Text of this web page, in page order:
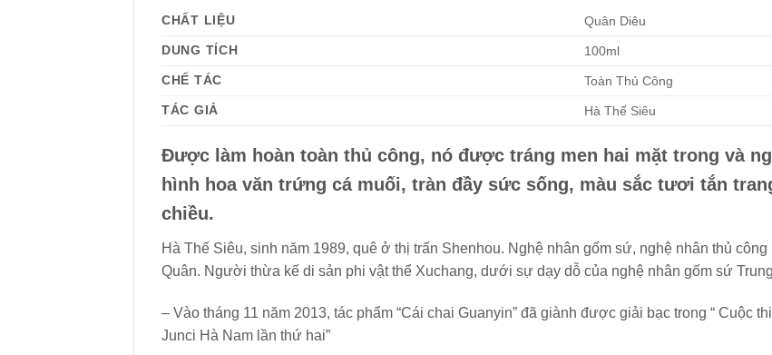
CHẤT LIỆU
Quân Diêu
DUNG TÍCH
100ml
CHẾ TÁC
Toàn Thủ Công
TÁC GIẢ
Hà Thế Siêu
Được làm hoàn toàn thủ công, nó được tráng men hai mặt trong và
hình hoa văn trứng cá muối, tràn đầy sức sống, màu sắc tươi tắn
chiều.
Hà Thế Siêu, sinh năm 1989, quê ở thị trấn Shenhou. Nghệ nhân gốm sứ, nghệ nhân thủ
Quân. Người thừa kế di sản phi vật thể Xuchang, dưới sự dạy dỗ của nghệ nhân gốm sứ
– Vào tháng 11 năm 2013, tác phẩm “Cái chai Guanyin” đã giành được giải bạc trong “ Cuộc
Junci Hà Nam lần thứ hai”